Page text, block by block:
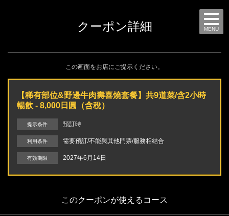
MENU
クーポン詳細
この画面をお店にご提示ください。
【稀有部位&野邊牛肉壽喜燒套餐】共9道菜/含2小時
暢飲 - 8,000日圓（含稅）
提示条件 預訂時
利用条件 需要預訂/不能與其他門票/服務相結合
有効期限 2027年6月14日
このクーポンが使えるコース